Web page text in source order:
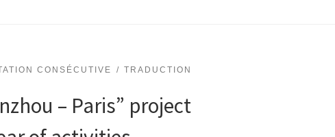
CONSÉCUTIVE TRADUCTION
– Paris” project